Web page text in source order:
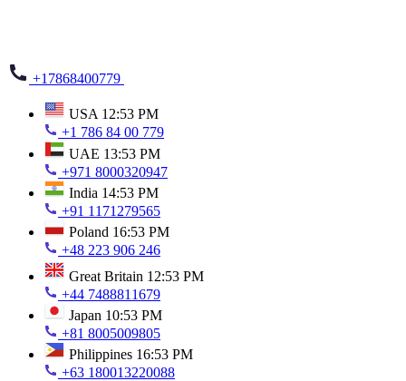
+17868400779
USA 12:53 PM
+1 786 84 00 779
UAE 13:53 PM
+971 8000320947
India 14:53 PM
+91 1171279565
Poland 16:53 PM
+48 223 906 246
Great Britain 12:53 PM
+44 7488811679
Japan 10:53 PM
+81 8005009805
Philippines 16:53 PM
+63 180013220088